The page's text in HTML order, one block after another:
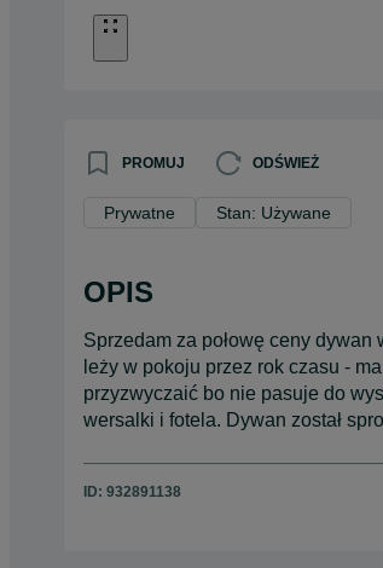
PROMUJ ODŚWIEŻ
Prywatne Stan: Używane
OPIS
Sprzedam za połowę ceny
leży w pokoju przez rok czasu -
przyzwyczaić bo nie pasuje do
wersalki i fotela. Dywan został
ID: 932891138